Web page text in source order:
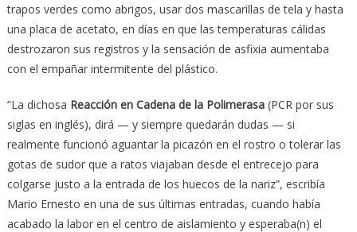
trapos verdes como abrigos, usar dos mascarillas de tela y hasta
una placa de acetato, en días en que las temperaturas cálidas
destrozaron sus registros y la sensación de asfixia aumentaba
con el empañar intermitente del plástico.
“La dichosa Reacción en Cadena de la Polimerasa(PCR por sus
siglas en inglés), dirá — y siempre quedarán dudas — si
realmente funcionó aguantar la picazón en el rostro o tolerar las
gotas de sudor que a ratos viajaban desde el entrecejo para
colgarse justo a la entrada de los huecos de la nariz”, escribía
Mario Ernesto en una de sus últimas entradas, cuando había
acabado la labor en el centro de aislamiento y esperaba(n) el